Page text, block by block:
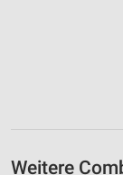
Weitere